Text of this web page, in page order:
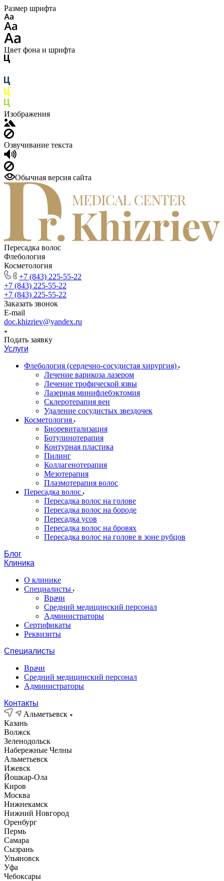
Размер шрифта
Цвет фона и шрифта
Изображения
Озвучивание текста
Обычная версия сайта
Пересадка волос
Флебология
Косметология
+7 (843) 225-55-22
+7 (843) 225-55-22
+7 (843) 225-55-22
Заказать звонок
E-mail
doc.khizriev@yandex.ru
Подать заявку
Услуги
Флебология (сердечно-сосудистая хирургия)
Лечение варикоза лазером
Лечение трофической язвы
Лазерная минифлебэктомия
Cклеротерапия вен
Удаление сосудистых звездочек
Косметология
Биоревитализация
Ботулинотерапия
Контурная пластика
Пилинг
Коллагенотерапия
Мезотерапия
Плазмотерапия волос
Пересадка волос
Пересадка волос на голове
Пересадка волос на бороде
Пересадка усов
Пересадка волос на бровях
Пересадка волос на голове в зоне рубцов
Блог
Клиника
О клинике
Специалисты
Врачи
Средний медицинский персонал
Администраторы
Сертификаты
Реквизиты
Специалисты
Врачи
Средний медицинский персонал
Администраторы
Контакты
Альметьевск
Казань
Волжск
Зеленодольск
Набережные Челны
Альметьевск
Ижевск
Йошкар-Ола
Киров
Москва
Нижнекамск
Нижний Новгород
Оренбург
Пермь
Самара
Сызрань
Ульяновск
Уфа
Чебоксары